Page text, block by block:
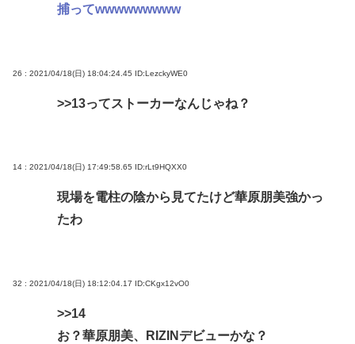
捕ってwwwwwwwww
26 : 2021/04/18(日) 18:04:24.45 ID:LezckyWE0
>>13ってストーカーなんじゃね？
14 : 2021/04/18(日) 17:49:58.65 ID:rLt9HQXX0
現場を電柱の陰から見てたけど華原朋美強かっ
たわ
32 : 2021/04/18(日) 18:12:04.17 ID:CKgx12vO0
>>14
お？華原朋美、RIZINデビューかな？